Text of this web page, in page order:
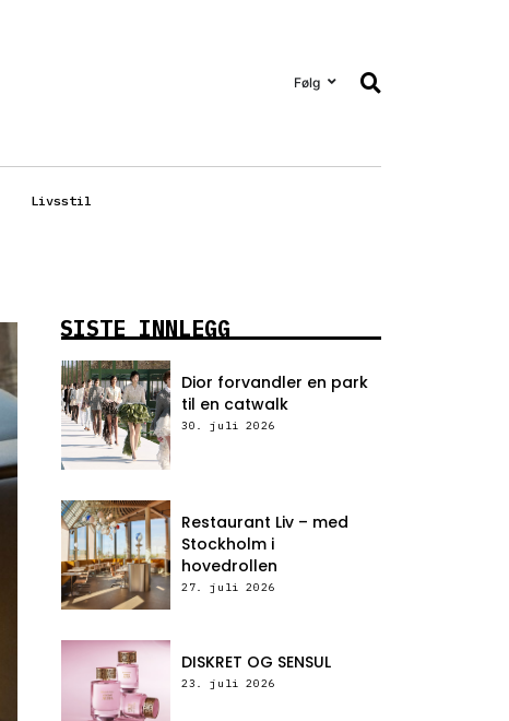
Følg
Livsstil
SISTE INNLEGG
Dior forvandler en park
til en catwalk
30. juli 2026
Restaurant Liv – med
Stockholm i
hovedrollen
27. juli 2026
DISKRET OG SENSUL
23. juli 2026